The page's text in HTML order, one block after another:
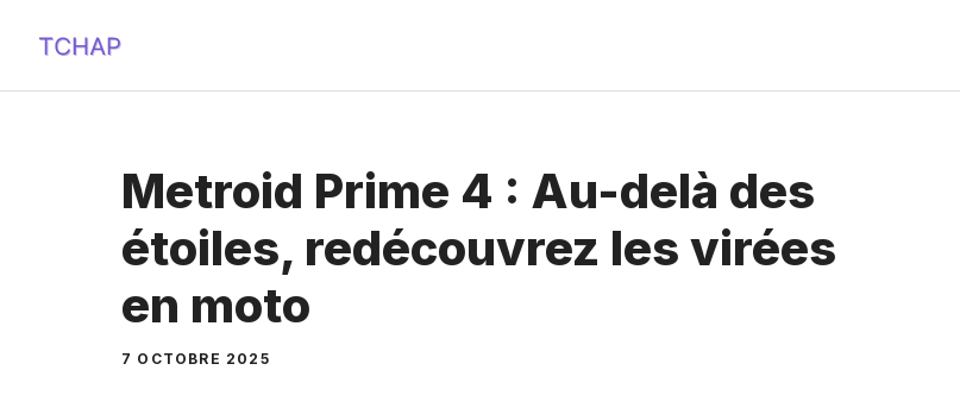
contenu
Metroid Prime 4 : Au-delà des
étoiles, redécouvrez les virées
en moto
7 OCTOBRE 2025